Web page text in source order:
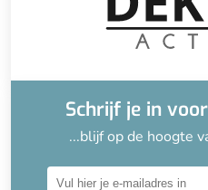
Schrijf je in
...blijf op de hoogte